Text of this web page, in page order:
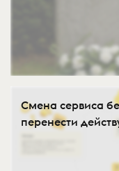
Смена сервиса
перенести